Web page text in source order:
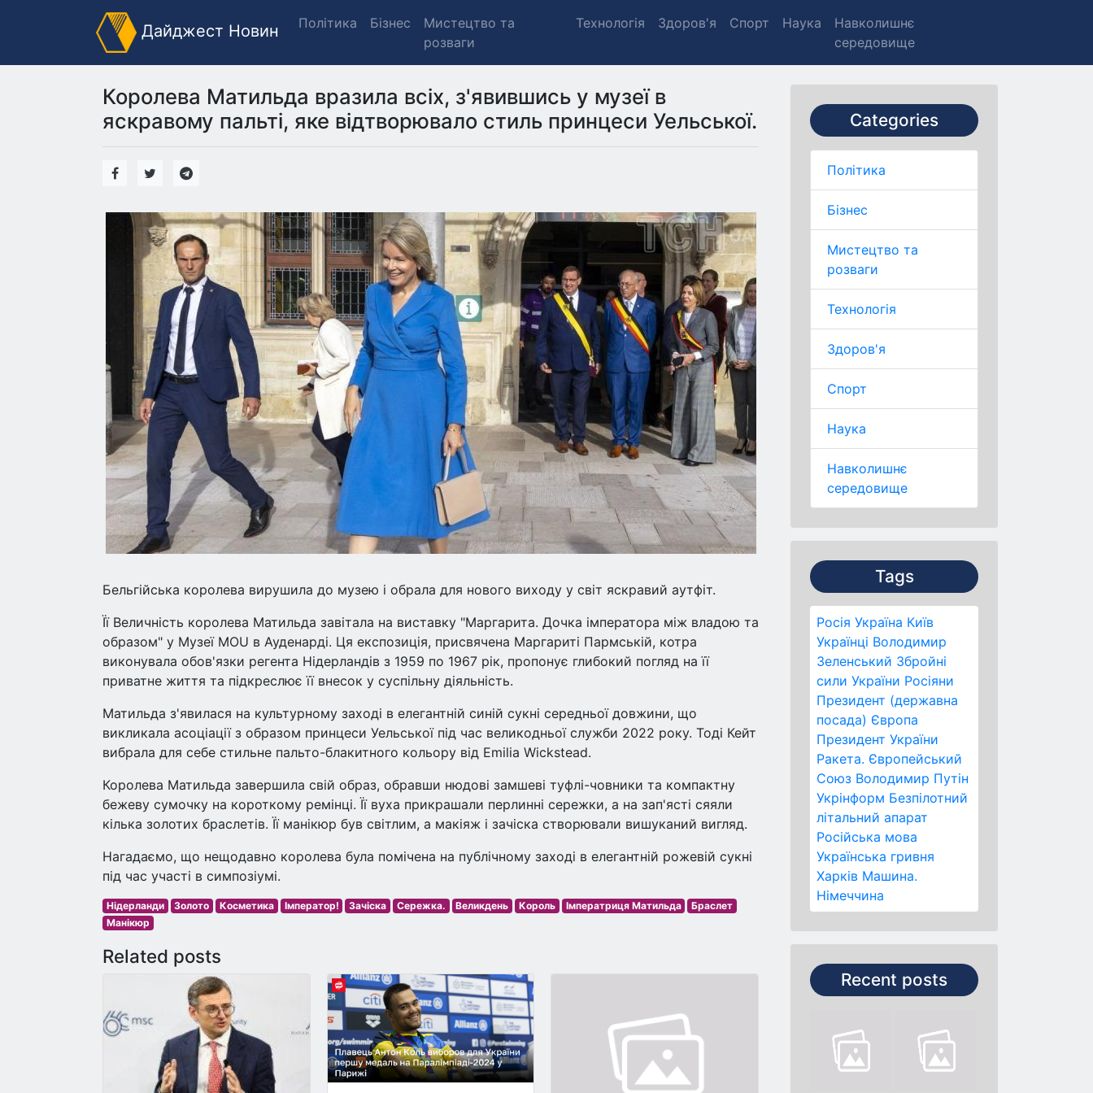
Дайджест Новин Політика Бізнес
Мистецтво та
розваги
Технологія Здоров'я Спорт Наука
Навколишнє
середовище
Categories
Політика
Бізнес
Мистецтво та
розваги
Технологія
Здоров'я
Спорт
Наука
Навколишнє
середовище
Tags
Росія Україна Київ
Українці Володимир
Зеленський Збройні
сили України Росіяни
Президент (державна
посада) Європа
Президент України
Ракета. Європейський
Союз Володимир Путін
Укрінформ Безпілотний
літальний апарат
Російська мова
Українська гривня
Харків Машина.
Німеччина
Recent posts
Королева Матильда вразила всіх, з'явившись у музеї в
яскравому пальті, яке відтворювало стиль принцеси Уельської.
Бельгійська королева вирушила до музею і обрала для нового виходу у світ яскравий аутфіт.
Її Величність королева Матильда завітала на виставку "Маргарита. Дочка імператора між владою та
образом" у Музеї MOU в Ауденарді. Ця експозиція, присвячена Маргариті Пармській, котра
виконувала обов'язки регента Нідерландів з 1959 по 1967 рік, пропонує глибокий погляд на її
приватне життя та підкреслює її внесок у суспільну діяльність.
Матильда з'явилася на культурному заході в елегантній синій сукні середньої довжини, що
викликала асоціації з образом принцеси Уельської під час великодньої служби 2022 року. Тоді Кейт
вибрала для себе стильне пальто-блакитного кольору від Emilia Wickstead.
Королева Матильда завершила свій образ, обравши нюдові замшеві туфлі-човники та компактну
бежеву сумочку на короткому ремінці. Її вуха прикрашали перлинні сережки, а на зап'ясті сяяли
кілька золотих браслетів. Її манікюр був світлим, а макіяж і зачіска створювали вишуканий вигляд.
Нагадаємо, що нещодавно королева була помічена на публічному заході в елегантній рожевій сукні
під час участі в симпозіумі.
Нідерланди Золото Косметика Імператор! Зачіска Сережка. Великдень Король Імператриця Матильда
Браслет
Манікюр
Related posts